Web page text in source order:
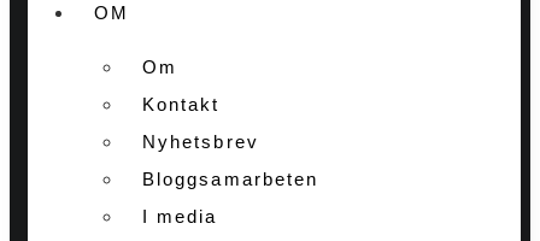
OM
Om
Kontakt
Nyhetsbrev
Bloggsamarbeten
I media